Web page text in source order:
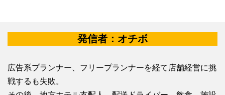
発信者：オチボ
広告系プランナー、フリープランナーを経て店舗経営に挑
戦するも失敗。